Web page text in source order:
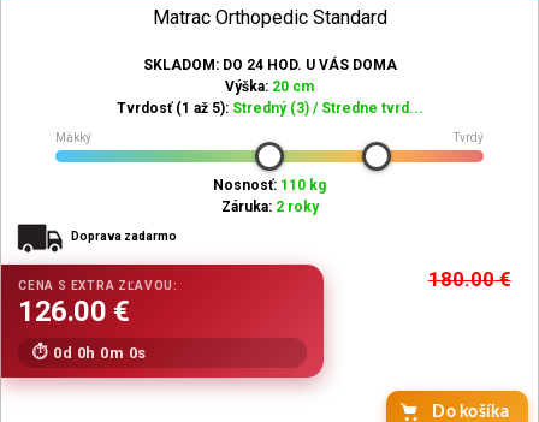
Matrac Orthopedic Standard
SKLADOM: DO 24 HOD. U VÁS DOMA
Výška: 20 cm
Tvrdosť (1 až 5): Stredný (3) / Stredne tvrd...
Mäkký Tvrdý
Nosnosť: 110 kg
Záruka: 2 roky
Doprava zadarmo
180.00€
0d 0h 0m 0s
Do košíka